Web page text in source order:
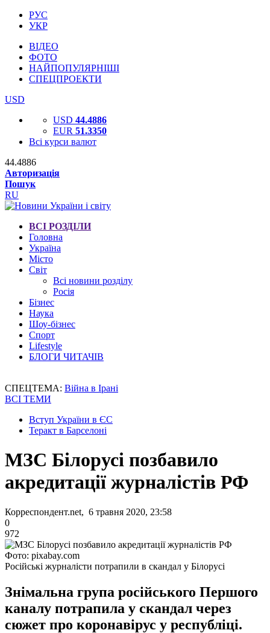
РУС
УКР
ВІДЕО
ФОТО
НАЙПОПУЛЯРНІШІ
СПЕЦПРОЕКТИ
USD
USD 44.4886
EUR 51.3350
Всі курси валют
44.4886
Авторизація
Пошук
RU
ВСІ РОЗДІЛИ
Головна
Україна
Місто
Світ
Всі новини розділу
Росія
Бізнес
Наука
Шоу-бізнес
Спорт
Lifestyle
БЛОГИ ЧИТАЧІВ
СПЕЦТЕМА: Війна в Ірані
ВСІ ТЕМИ
Вступ України в ЄС
Теракт в Барселоні
МЗС Білорусі позбавило
акредитації журналістів РФ
Корреспондент.net, 6 травня 2020, 23:58
0
972
Фото: pixabay.com
Російські журналісти потрапили в скандал у Білорусі
Знімальна група російського Першого
каналу потрапила у скандал через
сюжет про коронавірус у республіці.